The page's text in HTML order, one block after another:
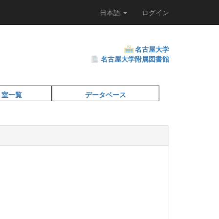
日本語 ログイン
名古屋大学
名古屋大学附属図書館
一覧 データベース